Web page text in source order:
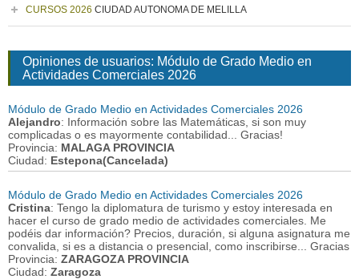
CURSOS 2026 CIUDAD AUTONOMA DE MELILLA
Opiniones de usuarios: Módulo de Grado Medio en
Actividades Comerciales 2026
Módulo de Grado Medio en Actividades Comerciales 2026
Alejandro: Información sobre las Matemáticas, si son muy
complicadas o es mayormente contabilidad... Gracias!
Provincia: MALAGA PROVINCIA
Ciudad: Estepona(Cancelada)
Módulo de Grado Medio en Actividades Comerciales 2026
Cristina: Tengo la diplomatura de turismo y estoy interesada en
hacer el curso de grado medio de actividades comerciales. Me
podéis dar información? Precios, duración, si alguna asignatura me
convalida, si es a distancia o presencial, como inscribirse... Gracias
Provincia: ZARAGOZA PROVINCIA
Ciudad: Zaragoza